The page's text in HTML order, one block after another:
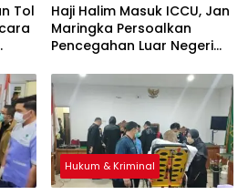
Tol
Haji Halim Masuk ICCU, Jan
Maringka Persoalkan
Pencegahan Luar Negeri
Hukum & Kriminal